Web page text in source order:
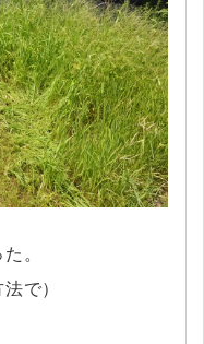
。
で）